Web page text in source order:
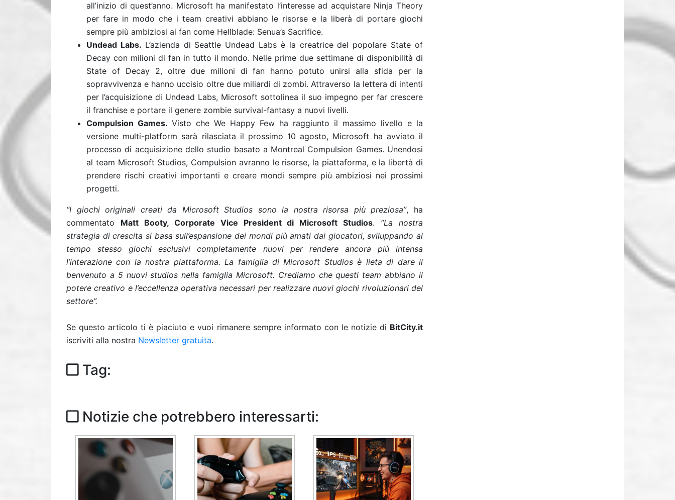
all’inizio di quest’anno. Microsoft ha manifestato l’interesse ad acquistare Ninja Theory
per fare in modo che i team creativi abbiano le risorse e la liberà di portare giochi
sempre più ambiziosi ai fan come Hellblade: Senua’s Sacrifice.
Undead Labs. L’azienda di Seattle Undead Labs è la creatrice del popolare State of
Decay con milioni di fan in tutto il mondo. Nelle prime due settimane di disponibilità di
State of Decay 2, oltre due milioni di fan hanno potuto unirsi alla sfida per la
sopravvivenza e hanno uccisio oltre due miliardi di zombi. Attraverso la lettera di intenti
per l’acquisizione di Undead Labs, Microsoft sottolinea il suo impegno per far crescere
il franchise e portare il genere zombie survival-fantasy a nuovi livelli.
Compulsion Games. Visto che We Happy Few ha raggiunto il massimo livello e la
versione multi-platform sarà rilasciata il prossimo 10 agosto, Microsoft ha avviato il
processo di acquisizione dello studio basato a Montreal Compulsion Games. Unendosi
al team Microsoft Studios, Compulsion avranno le risorse, la piattaforma, e la libertà di
prendere rischi creativi importanti e creare mondi sempre più ambiziosi nei prossimi
progetti.
“I giochi originali creati da Microsoft Studios sono la nostra risorsa più preziosa”, ha
commentato Matt Booty, Corporate Vice President di Microsoft Studios. “La nostra
strategia di crescita si basa sull’espansione dei mondi più amati dai giocatori, sviluppando al
tempo stesso giochi esclusivi completamente nuovi per rendere ancora più intensa
l’interazione con la nostra piattaforma. La famiglia di Microsoft Studios è lieta di dare il
benvenuto a 5 nuovi studios nella famiglia Microsoft. Crediamo che questi team abbiano il
potere creativo e l’eccellenza operativa necessari per realizzare nuovi giochi rivoluzionari del
settore”.
Se questo articolo ti è piaciuto e vuoi rimanere sempre informato con le notizie di BitCity.it
iscriviti alla nostra Newsletter gratuita.
Tag:
Notizie che potrebbero interessarti: